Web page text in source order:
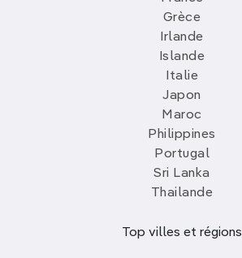
Grèce
Irlande
Islande
Italie
Japon
Maroc
Philippines
Portugal
Sri Lanka
Thailande
Top villes et régions